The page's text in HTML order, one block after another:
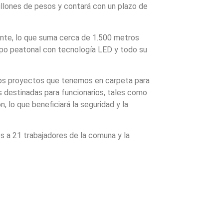
de pesos y contará con un plazo de
lo que suma cerca de 1.500 metros
peatonal con tecnología LED y todo su
proyectos que tenemos en carpeta para
para funcionarios, tales como
lo que beneficiará la seguridad y la
a 21 trabajadores de la comuna y la